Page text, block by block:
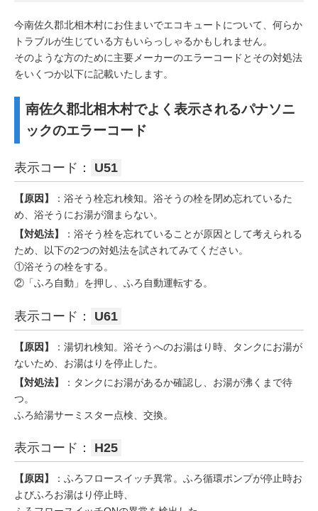
今南佐久郡北相木村にお住まいでエコキュートについて、何らか
トラブルが生じている方もいらっしゃるかもしれません。
そのような方のために主要メーカーのエラーコードとその対処法
をいくつか以下に記載いたします。
南佐久郡北相木村でよく表示されるパナソニ
ックのエラーコード
表示コード： U51
【原因】
：浴そう栓忘れ検知。浴そうの栓を閉め忘れているた
め、浴そうにお湯が溜まらない。
【対処法】
：浴そう栓を忘れていることが原因として考えられる
ため、以下の2つの対処法を試されてみてください。
①浴そうの栓をする。
②「ふろ自動」を押し、ふろ自動運転する。
表示コード： U61
【原因】
：湯切れ検知。浴そうへのお湯はり時、タンクにお湯が
ないため、お湯はりを停止した。
【対処法】
：タンクにお湯があるか確認し、お湯が沸くまで待
つ。
ふろ給湯サーミスター点検、交換。
表示コード： H25
【原因】
：ふろフロースイッチ異常。ふろ循環ポンプが停止時お
よびふろお湯はり停止時、